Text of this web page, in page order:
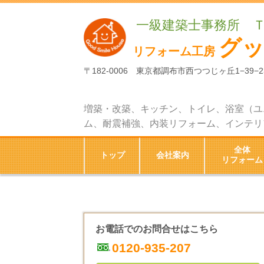
一級建築士事務所
リフォーム工房 グ
〒182-0006 東京都調布市西つつじヶ丘
増築・改築、キッチン、トイレ、浴室（
ム、耐震補強、内装リフォーム、インテ
トップ 会社案内
全体
リフォーム
お電話でのお問合せはこちら
0120-935-207